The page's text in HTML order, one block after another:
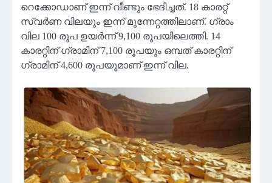
റെക്കോഡാണ് ഇന്ന് വീണ്ടും ഭേദിച്ചത്. 18 കാരറ്റ്
സ്വര്‍ണ വിലയും ഇന്ന് മുന്നേറ്റത്തിലാണ്. ഗ്രാം
വില 100 രൂപ ഉയര്‍ന്ന് 9,100 രൂപയിലെത്തി. 14
കാരറ്റിന് ഗ്രാമിന് 7,100 രൂപയും ഒമ്പത് കാരറ്റിന്
ഗ്രാമിന് 4,600 രൂപയുമാണ് ഇന്ന് വില.